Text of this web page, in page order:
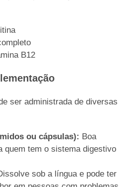
B12
ser administrada de diversas
ou cápsulas): Boa
quem tem o sistema digestivo
sob a língua e pode ter